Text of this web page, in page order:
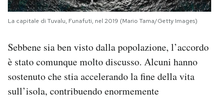
La capitale di Tuvalu, Funafuti, nel 2019 (Mario Tama/Getty Images)
Sebbene sia ben visto dalla popolazione, l’accordo
è stato comunque molto discusso. Alcuni hanno
sostenuto che stia accelerando la fine della vita
sull’isola, contribuendo enormemente